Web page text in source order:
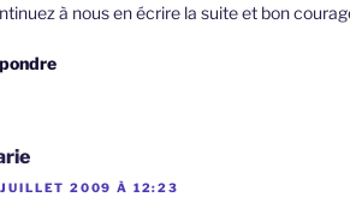
à nous en écrire la suite et bon
2009 À 12:23